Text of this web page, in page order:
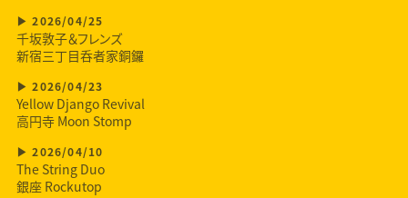
2026/04/25
千坂敦子＆フレンズ
新宿三丁目呑者家銅鑼
2026/04/23
Yellow Django Revival
高円寺 Moon Stomp
2026/04/10
The String Duo
銀座 Rockutop